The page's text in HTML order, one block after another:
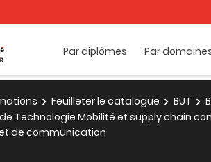
Par diplômes Par
Feuilleter le catalogue BUT
Technologie Mobilité et supply chain
de communication